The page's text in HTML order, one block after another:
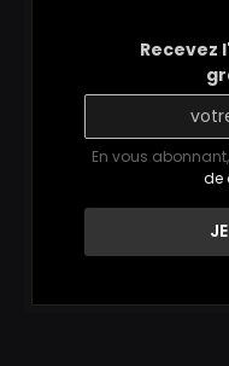
Recevez
En vous
de